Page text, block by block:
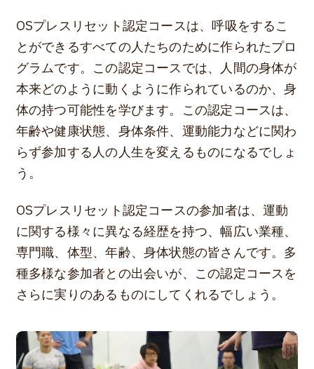
OSプレスリセット認定コースは、呼吸をするこ
とができるすべての人たちのために作られたプロ
グラムです。この認定コースでは、人間の身体が
本来どのように動くように作られているのか、身
体の持つ可能性を学びます。この認定コースは、
年齢や健康状態、身体条件、運動能力などに関わ
らず参加する人の人生を変えるものになるでしょ
う。
OSプレスリセット認定コースの参加者は、運動
に関する様々に異なる経歴を持つ、幅広い業種、
専門職、体型、年齢、身体状態の皆さんです。多
種多様な参加者との出会いが、この認定コースを
さらに実りのあるものにしてくれるでしょう。